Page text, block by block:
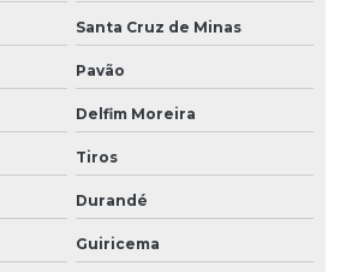
Santa Cruz de Minas
Pavão
Delfim Moreira
Tiros
Durandé
Guiricema